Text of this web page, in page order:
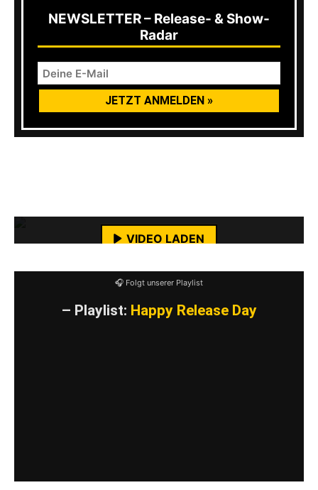
NEWSLETTER – Release- & Show-
Radar
VIDEO LADEN
YouTube-Inhalte immer entsperren
🎧 Folgt unserer Playlist
– Playlist: Happy Release Day